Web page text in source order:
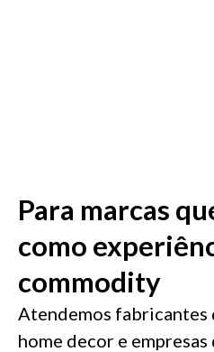
Para marcas
como
commodity
Atendemos fabricantes
home decor e